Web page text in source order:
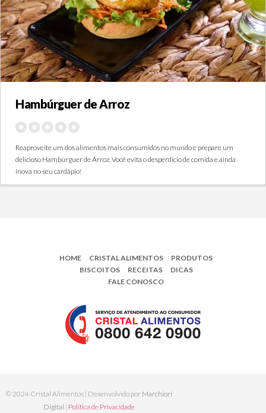
Hambúrguer de Arroz
Reaproveite um dos alimentos mais consumidos no mundo e prepare um
delicioso Hambúrguer de Arroz. Você evita o desperdício de comida e ainda
inova no seu cardápio!
HOME CRISTAL ALIMENTOS
PRODUTOS
BISCOITOS
RECEITAS
DICAS
FALE CONOSCO
© 2024 Cristal Alimentos | Desenvolvido por Marchiori
Digital | Política de Privacidade